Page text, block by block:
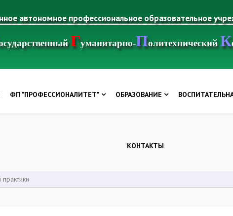
автономное профессиональное образовательное
Гуманитарно-ПолитехническийК
ФП "ПРОФЕССИОНАЛИТЕТ" ОБРАЗОВАНИЕ
КОНТАКТЫ